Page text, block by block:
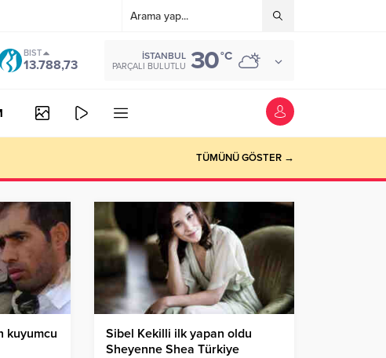
BIST
13.788,73
İSTANBUL
PARÇALI BULUTLU 30°C
TÜMÜNÜ GÖSTER →
kuyumcu
Sibel Kekilli ilk yapan oldu
Sheyenne Shea Türkiye